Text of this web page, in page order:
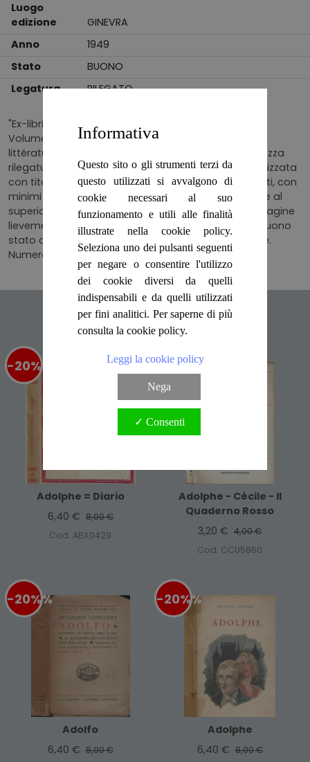
Luogo
edizione
GINEVRA
Anno
1949
Stato
BUONO
Legatura
RILEGATO
"Ex-libris, etichetta d'appartenenza al contropiatto.
Volume numero 44 della collana ""Les trésors de la
littérature francaise"" diretta da Edmond Jaloux. Mezza
rilegatura editoriale in simil pelle, copertina marmorizzata
con titoli e fregi in oro al solo dorso, scolorita a tratti, con
minimi segni di usura. Tagli chiari, velature di polvere al
superiore. Legatura salda. Risguardi marmorizzati. Pagine
lievemente ambrate, conservate come non lette. Buono
stato complessivo. Segnalibro in simil seta marrone.
Numero di pagine 10"
Articoli suggeriti
-20%%
Adolphe = Diario
6,40 € 8,00 €
Cod. ABX0429
-20%%
Adolphe - Cécile - Il
Quaderno Rosso
3,20 € 4,00 €
Cod. CCU5860
-20%%
Adolfo
6,40 € 8,00 €
-20%%
Adolphe
6,40 € 8,00 €
Informativa
Questo sito o gli strumenti terzi da
questo utilizzati si avvalgono di
cookie necessari al suo
funzionamento e utili alle finalità
illustrate nella cookie policy.
Seleziona uno dei pulsanti seguenti
per negare o consentire l'utilizzo
dei cookie diversi da quelli
indispensabili e da quelli utilizzati
per fini analitici. Per saperne di più
consulta la cookie policy.
Leggi la cookie policy
Nega
✓ Consenti